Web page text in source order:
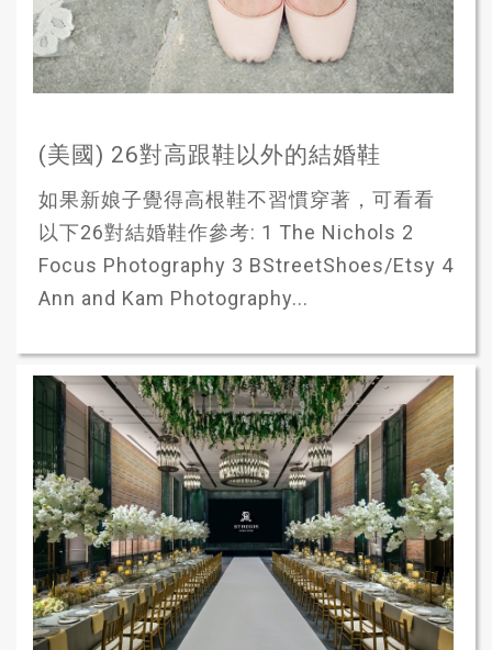
(美國) 26對高跟鞋以外的結婚鞋
如果新娘子覺得高根鞋不習慣穿著，可看看
以下26對結婚鞋作參考: 1 The Nichols 2
Focus Photography 3 BStreetShoes/Etsy 4
Ann and Kam Photography...